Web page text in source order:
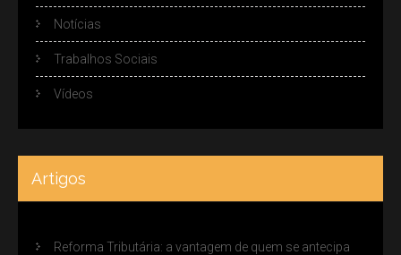
Notícias
Trabalhos Sociais
Vídeos
Artigos
Reforma Tributária: a vantagem de quem se antecipa